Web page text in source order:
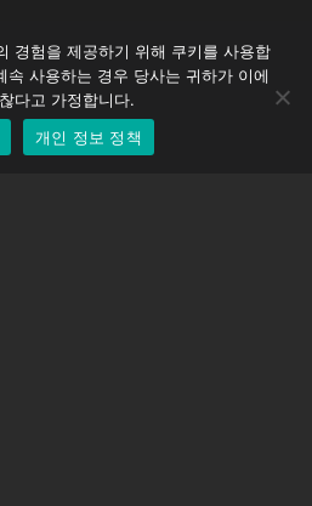
경험을 제공하기 위해 쿠키를 사용합
속 사용하는 경우 당사는 귀하가 이에
다고 가정합니다.
개인 정보 정책
German